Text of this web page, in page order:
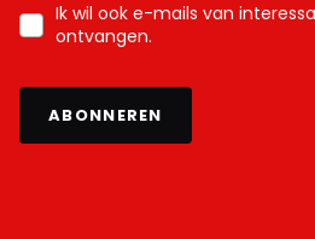
Ik wil ook e-mails van
ontvangen.
ABONNEREN